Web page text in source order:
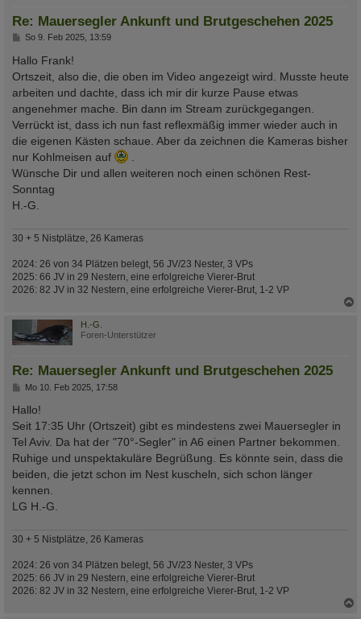
Re: Mauersegler Ankunft und Brutgeschehen 2025
B
i
r
a
g
So 9. Feb 2025, 13:59
Hallo Frank!
Ortszeit, also die, die oben im Video angezeigt wird. Musste heute
arbeiten und dachte, dass ich mir dir kurze Pause etwas
angenehmer mache. Bin dann im Stream zurückgegangen.
Verrückt ist, dass ich nun fast reflexmäßig immer wieder auch in
die eigenen Kästen schaue. Aber da zeichnen die Kameras bisher
nur Kohlmeisen auf
Wünsche Dir und allen weiteren noch einen schönen Rest-
Sonntag
H.-G.
30 + 5 Nistplätze, 26 Kameras
2024: 26 von 34 Plätzen belegt, 56 JV/23 Nester, 3 VPs
2025: 66 JV in 29 Nestern, eine erfolgreiche Vierer-Brut
2026: 82 JV in 32 Nestern, eine erfolgreiche Vierer-Brut, 1-2 VP
H.-G.
Foren-Unterstützer
Re: Mauersegler Ankunft und Brutgeschehen 2025
B
i
r
a
g
Mo 10. Feb 2025, 17:58
Hallo!
Seit 17:35 Uhr (Ortszeit) gibt es mindestens zwei Mauersegler in
Tel Aviv. Da hat der "70°-Segler" in A6 einen Partner bekommen.
Ruhige und unspektakuläre Begrüßung. Es könnte sein, dass die
beiden, die jetzt schon im Nest kuscheln, sich schon länger
kennen.
LG H.-G.
30 + 5 Nistplätze, 26 Kameras
2024: 26 von 34 Plätzen belegt, 56 JV/23 Nester, 3 VPs
2025: 66 JV in 29 Nestern, eine erfolgreiche Vierer-Brut
2026: 82 JV in 32 Nestern, eine erfolgreiche Vierer-Brut, 1-2 VP